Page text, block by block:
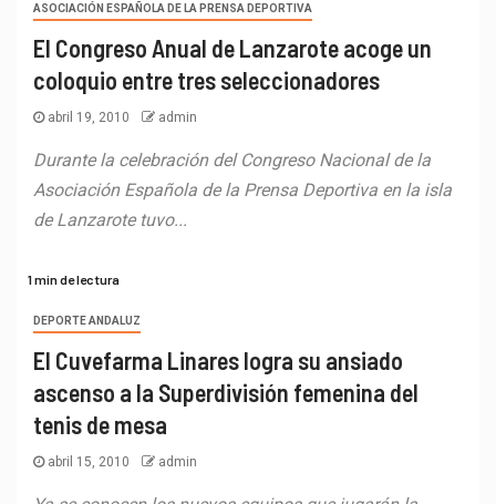
ASOCIACIÓN ESPAÑOLA DE LA PRENSA DEPORTIVA
El Congreso Anual de Lanzarote acoge un
coloquio entre tres seleccionadores
abril 19, 2010 admin
Durante la celebración del Congreso Nacional de la
Asociación Española de la Prensa Deportiva en la isla
de Lanzarote tuvo...
1 min de lectura
DEPORTE ANDALUZ
El Cuvefarma Linares logra su ansiado
ascenso a la Superdivisión femenina del
tenis de mesa
abril 15, 2010 admin